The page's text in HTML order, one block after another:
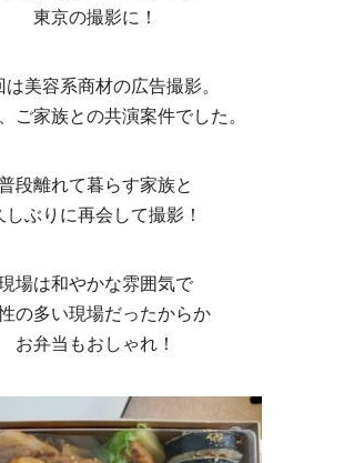
東京の撮影に！
は美容系商材の広告撮影。
ご家族との共演案件でした。
段離れて暮らす家族と
しぶりに再会して撮影！
場は和やかな雰囲気で
の多い現場だったからか
お弁当もおしゃれ！